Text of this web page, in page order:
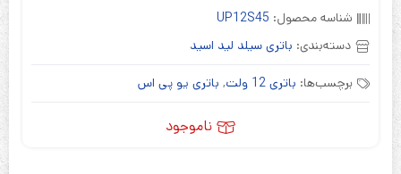
شناسه محصول: UP12S45
دسته‌بندی: باتری سیلد لید اسید
برچسب‌ها: باتری 12 ولت , باتری یو پی اس
ناموجود